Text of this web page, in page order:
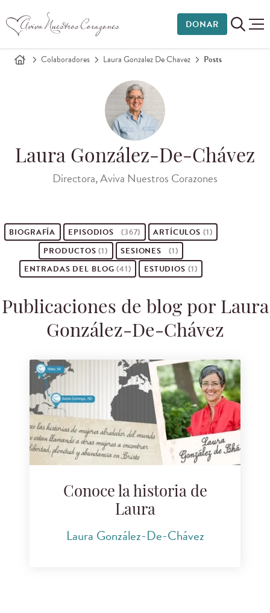
DONAR
Colaboradores Laura Gonzalez De Chavez Posts
Laura González-De-Chávez
Directora, Aviva Nuestros Corazones
BIOGRAFÍA EPISODIOS (367) ARTÍCULOS(1)
PRODUCTOS(1) SESIONES
(1)
ENTRADAS DEL BLOG(41) ESTUDIOS (1)
Publicaciones de blog por Laura
González-De-Chávez
Conoce la historia de
Laura
Laura González-De-Chávez